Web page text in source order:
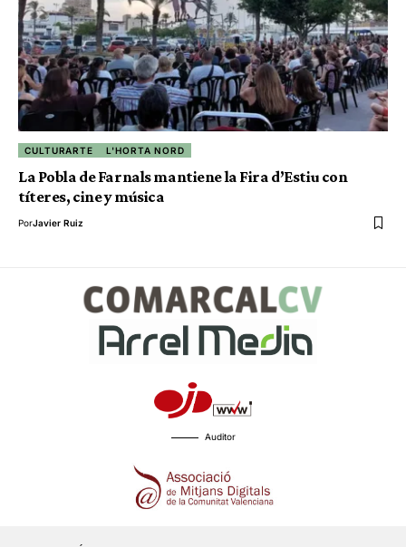
CULTURARTE L'HORTA NORD
La Pobla de Farnals mantiene la Fira d’Estiu con
títeres, cine y música
PorJavier Ruiz
Auditor